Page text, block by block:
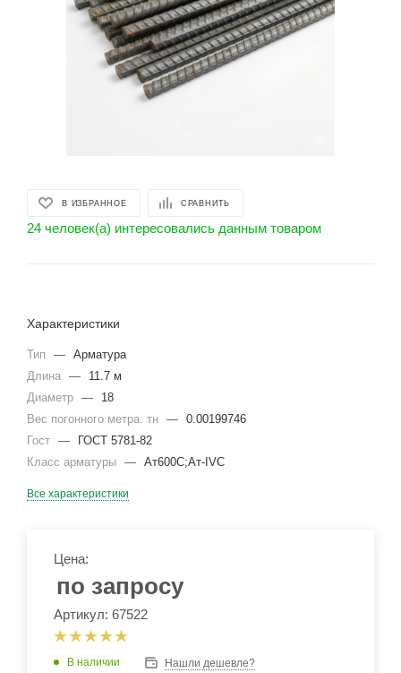
В ИЗБРАННОЕ СРАВНИТЬ
24 человек(а) интересовались данным товаром
Характеристики
Тип — Арматура
Длина —
11.7 м
Диаметр —
18
Вес погонного метра. тн — 0.00199746
Гост —
ГОСТ 5781-82
Класс арматуры — Ат600С;Ат-IVС
Все характеристики
Цена:
по запросу
Артикул: 67522
В наличии Нашли дешевле?